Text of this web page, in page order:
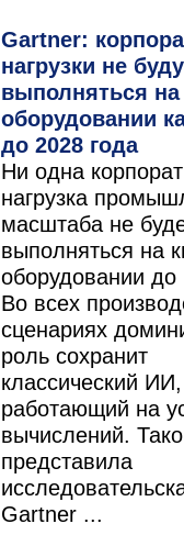
Gartner:
нагрузки не
выполняться
оборудовании
до 2028 года
Ни одна
нагрузка
масштаба не
выполняться на
оборудовании до
Во всех
сценариях
роль сохранит
классический ИИ,
работающий на
вычислений.
представила
Gartner ...